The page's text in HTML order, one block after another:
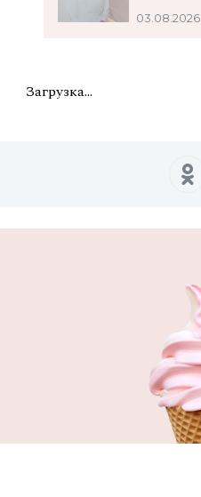
03.08.2026
Загрузка...